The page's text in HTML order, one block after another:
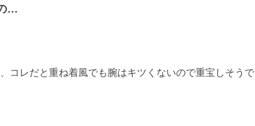
…
コレだと重ね着風でも腕はキツくないので重宝しそうで